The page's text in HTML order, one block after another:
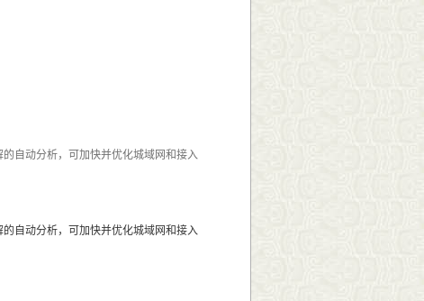
自动分析，可加快并优化城域网和接入
自动分析，可加快并优化城域网和接入